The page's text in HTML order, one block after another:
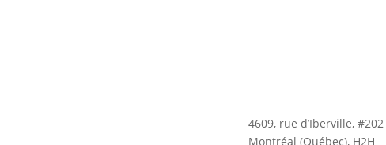
4609, rue d’Iberville, #202
Montréal (Québec), H2H